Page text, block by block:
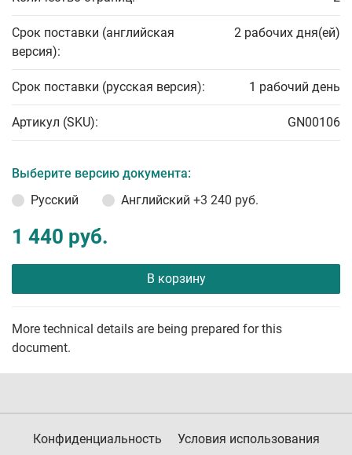
Срок поставки (английская
версия):
2 рабочих дня(ей)
Срок поставки (русская версия): 1 рабочий день
Артикул (SKU): GN00106
Выберите версию документа:
Русский
Английский +3 240 руб.
1 440 руб.
В корзину
More technical details are being prepared for this
document.
Конфиденциальность Условия использования